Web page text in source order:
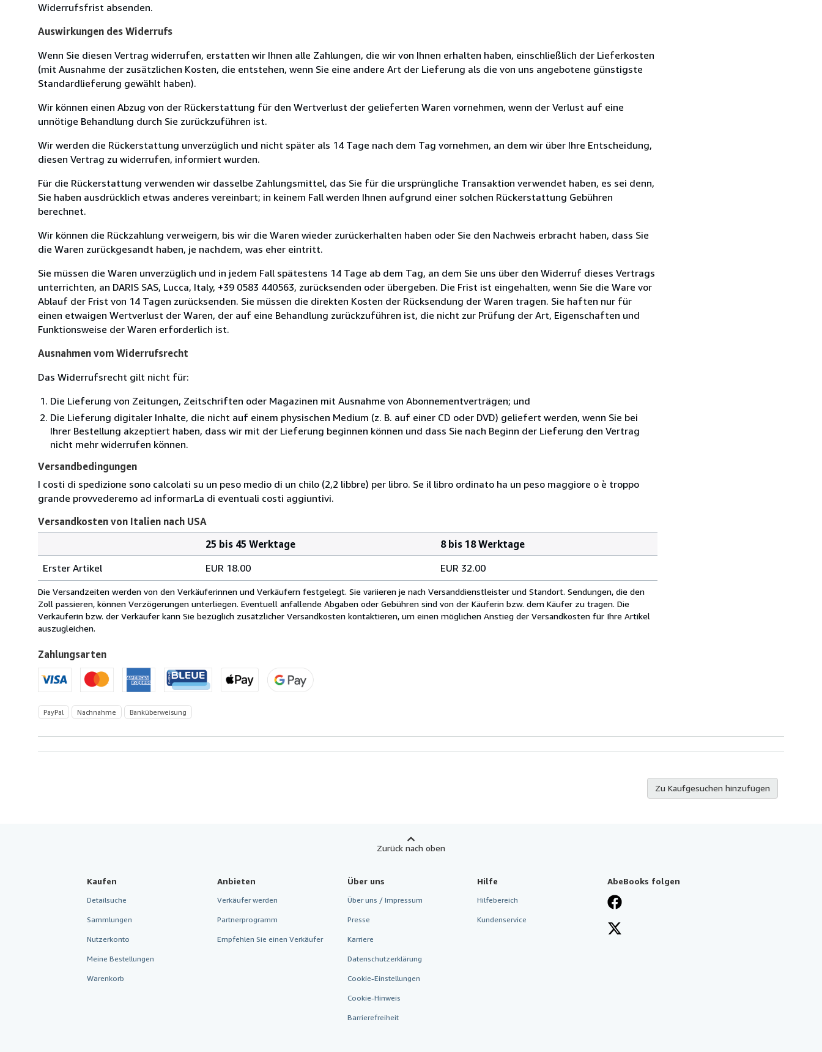
Widerrufsfrist absenden.
Auswirkungen des Widerrufs
Wenn Sie diesen Vertrag widerrufen, erstatten wir Ihnen alle Zahlungen, die wir von Ihnen erhalten haben, einschließlich der Lieferkosten
(mit Ausnahme der zusätzlichen Kosten, die entstehen, wenn Sie eine andere Art der Lieferung als die von uns angebotene günstigste
Standardlieferung gewählt haben).
Wir können einen Abzug von der Rückerstattung für den Wertverlust der gelieferten Waren vornehmen, wenn der Verlust auf eine
unnötige Behandlung durch Sie zurückzuführen ist.
Wir werden die Rückerstattung unverzüglich und nicht später als 14 Tage nach dem Tag vornehmen, an dem wir über Ihre Entscheidung,
diesen Vertrag zu widerrufen, informiert wurden.
Für die Rückerstattung verwenden wir dasselbe Zahlungsmittel, das Sie für die ursprüngliche Transaktion verwendet haben, es sei denn,
Sie haben ausdrücklich etwas anderes vereinbart; in keinem Fall werden Ihnen aufgrund einer solchen Rückerstattung Gebühren
berechnet.
Wir können die Rückzahlung verweigern, bis wir die Waren wieder zurückerhalten haben oder Sie den Nachweis erbracht haben, dass Sie
die Waren zurückgesandt haben, je nachdem, was eher eintritt.
Sie müssen die Waren unverzüglich und in jedem Fall spätestens 14 Tage ab dem Tag, an dem Sie uns über den Widerruf dieses Vertrags
unterrichten, an DARIS SAS, Lucca, Italy, +39 0583 440563, zurücksenden oder übergeben. Die Frist ist eingehalten, wenn Sie die Ware vor
Ablauf der Frist von 14 Tagen zurücksenden. Sie müssen die direkten Kosten der Rücksendung der Waren tragen. Sie haften nur für
einen etwaigen Wertverlust der Waren, der auf eine Behandlung zurückzuführen ist, die nicht zur Prüfung der Art, Eigenschaften und
Funktionsweise der Waren erforderlich ist.
Ausnahmen vom Widerrufsrecht
Das Widerrufsrecht gilt nicht für:
Die Lieferung von Zeitungen, Zeitschriften oder Magazinen mit Ausnahme von Abonnementverträgen; und
Die Lieferung digitaler Inhalte, die nicht auf einem physischen Medium (z. B. auf einer CD oder DVD) geliefert werden, wenn Sie bei
Ihrer Bestellung akzeptiert haben, dass wir mit der Lieferung beginnen können und dass Sie nach Beginn der Lieferung den Vertrag
nicht mehr widerrufen können.
Versandbedingungen
I costi di spedizione sono calcolati su un peso medio di un chilo (2,2 libbre) per libro. Se il libro ordinato ha un peso maggiore o è troppo
grande provvederemo ad informarLa di eventuali costi aggiuntivi.
Versandkosten von Italien nach USA
von
Italien
nach
USA
25 bis 45 Werktage
8 bis 18 Werktage
Erster Artikel
EUR 18.00 EUR 32.00
Die Versandzeiten werden von den Verkäuferinnen und Verkäufern festgelegt. Sie variieren je nach Versanddienstleister und Standort. Sendungen, die den
Zoll passieren, können Verzögerungen unterliegen. Eventuell anfallende Abgaben oder Gebühren sind von der Käuferin bzw. dem Käufer zu tragen. Die
Verkäuferin bzw. der Verkäufer kann Sie bezüglich zusätzlicher Versandkosten kontaktieren, um einen möglichen Anstieg der Versandkosten für Ihre Artikel
auszugleichen.
Zahlungsarten
PayPal Nachnahme Banküberweisung
Zu Kaufgesuchen hinzufügen
Zurück nach oben
Kaufen
Detailsuche
Sammlungen
Nutzerkonto
Meine Bestellungen
Warenkorb
Anbieten
Verkäufer werden
Partnerprogramm
Empfehlen Sie einen Verkäufer
Über uns
Über uns / Impressum
Presse
Karriere
Datenschutzerklärung
Cookie-Einstellungen
Cookie-Hinweis
Barrierefreiheit
Hilfe
Hilfebereich
Kundenservice
AbeBooks folgen